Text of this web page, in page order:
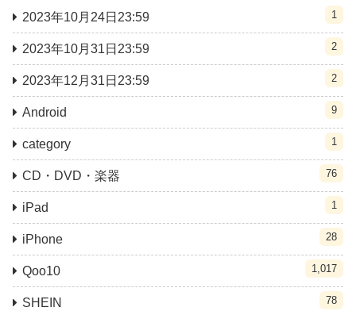
2023年10月24日23:59 1
2023年10月31日23:59 2
2023年12月31日23:59 2
Android 9
category 1
CD・DVD・楽器 76
iPad 1
iPhone 28
Qoo10 1,017
SHEIN 78